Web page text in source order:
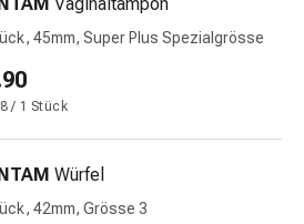
45mm, Super Plus Spezialgrösse
/ 1 Stück
Würfel
42mm, Grösse 3